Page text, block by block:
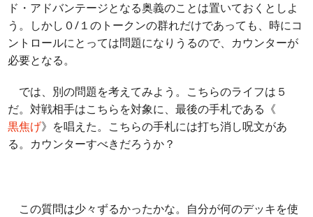
ド・アドバンテージとなる奥義のことは置いておくとしよ
う。しかし０/１のトークンの群れだけであっても、時にコ
ントロールにとっては問題になりうるので、カウンターが
必要となる。
では、別の問題を考えてみよう。こちらのライフは５
だ。対戦相手はこちらを対象に、最後の手札である《
黒焦げ》を唱えた。こちらの手札には打ち消し呪文があ
る。カウンターすべきだろうか？
この質問は少々ずるかったかな。自分が何のデッキを使